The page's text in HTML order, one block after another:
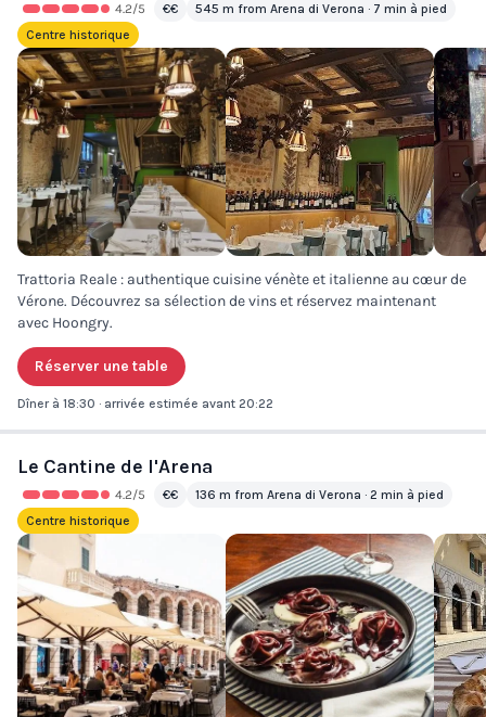
4.2/5 €€
545 m from Arena di Verona · 7 min à pied
Centre historique
Trattoria Reale : authentique cuisine vénète et italienne au cœur de
Vérone. Découvrez sa sélection de vins et réservez maintenant
avec Hoongry.
Réserver une table
Dîner à 18:30 · arrivée estimée avant 20:22
Le Cantine de l'Arena
4.2/5 €€
136 m from Arena di Verona · 2 min à pied
Centre historique